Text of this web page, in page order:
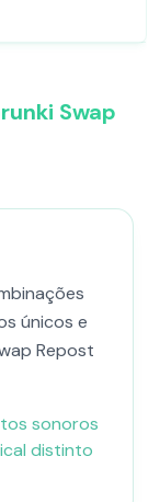
Swap
únicos e
Repost
sonoros
distinto